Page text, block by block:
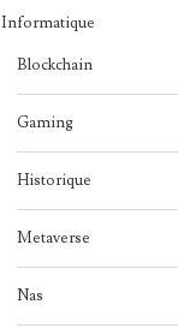
Informatique
Blockchain
Gaming
Historique
Metaverse
Nas